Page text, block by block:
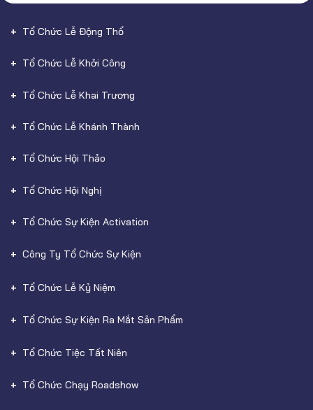
Tổ Chức Lễ Động Thổ
Tổ Chức Lễ Khởi Công
Tổ Chức Lễ Khai Trương
Tổ Chức Lễ Khánh Thành
Tổ Chức Hội Thảo
Tổ Chức Hội Nghị
Tổ Chức Sự Kiện Activation
Công Ty Tổ Chức Sự Kiện
Tổ Chức Lễ Kỷ Niệm
Tổ Chức Sự Kiện Ra Mắt Sản Phẩm
Tổ Chức Tiệc Tất Niên
Tổ Chức Chạy Roadshow